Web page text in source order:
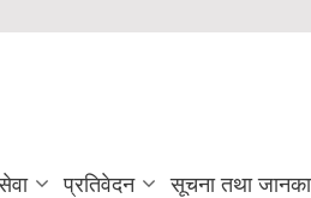
प्रतिवेदन सूचना तथा